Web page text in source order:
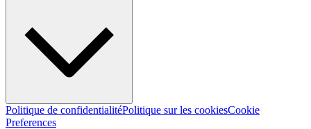
Politique de confidentialitéPolitique sur les cookiesCookie
Preferences